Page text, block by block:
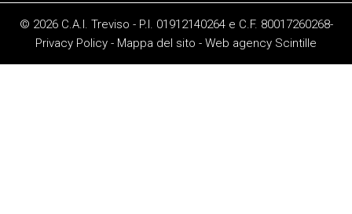
© 2026 C.A.I. Treviso - P.I. 01912140264 e C.F. 80017260268-
Privacy Policy - Mappa del sito - Web agency Scintille